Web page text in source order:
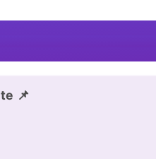
📌